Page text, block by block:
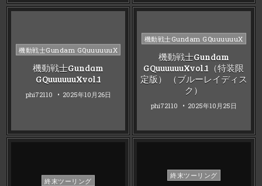
Posted
機動戦士Gundam GQuuuuuuX
機動戦士Gundam
GQuuuuuuXvol.1
phi72110 2025年10月26日
Posted
機動戦士Gundam GQuuuuuuX
機動戦士Gundam
GQuuuuuuXvol.1（特装限
定版） （ブルーレイディス
ク）
phi72110 2025年10月25日
Posted
終末ツーリング
Posted
終末ツーリング